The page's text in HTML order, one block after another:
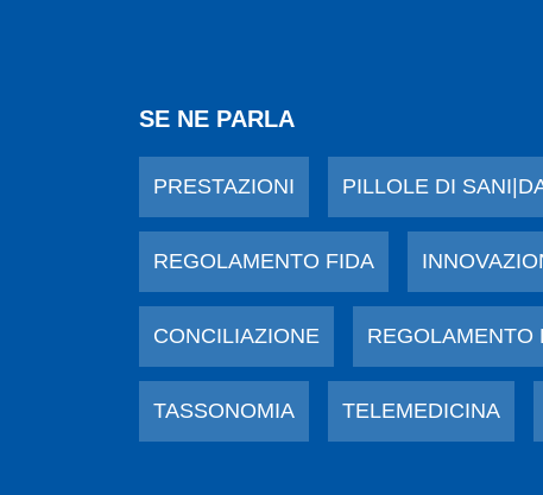
SE NE PARLA
PRESTAZIONI PILLOLE DI
REGOLAMENTO FIDA
CONCILIAZIONE REGOLAMENTO
TASSONOMIA TELEMEDICINA